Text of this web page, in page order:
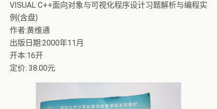
VISUAL C++面向对象与可视化程序设计习题解析与编程实
例(含盘)
作者:黄维通
出版日期:2000年11月
开本:16开
定价: 38.00元